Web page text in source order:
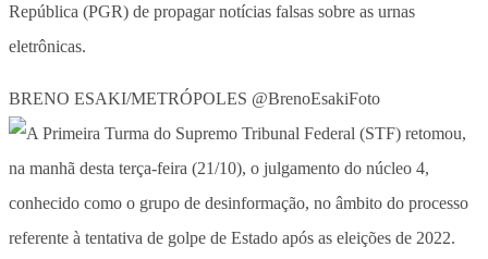
República (PGR) de propagar notícias falsas sobre as urnas
eletrônicas.
BRENO ESAKI/METRÓPOLES @BrenoEsakiFoto